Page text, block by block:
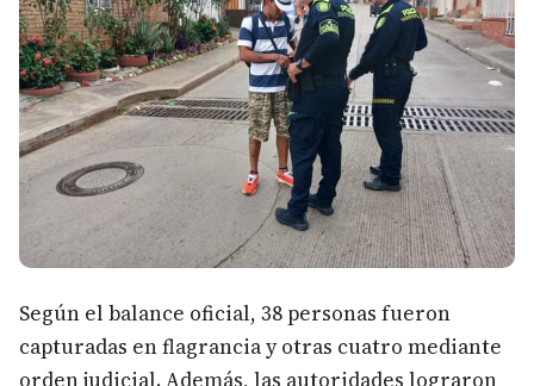
Según el balance oficial, 38 personas fueron
capturadas en flagrancia y otras cuatro mediante
orden judicial. Además, las autoridades lograron